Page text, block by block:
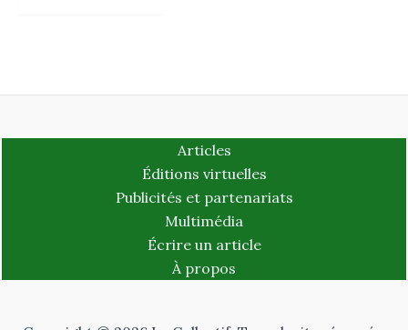
Articles
Éditions virtuelles
Publicités et partenariats
Multimédia
Écrire un article
À propos